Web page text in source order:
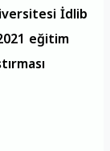
İdlib
eğitim